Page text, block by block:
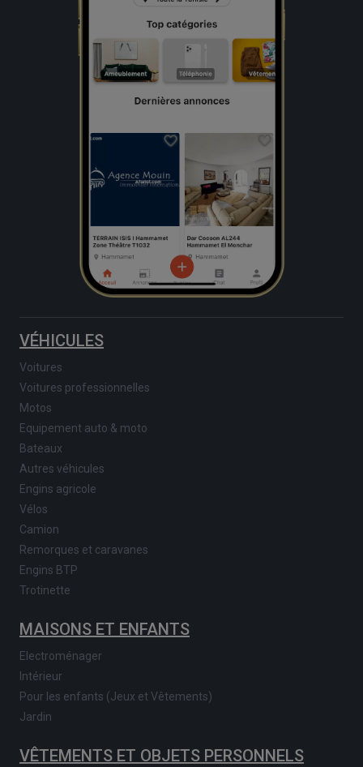
VÉHICULES
Voitures
Voitures professionnelles
Motos
Equipement auto & moto
Bateaux
Autres véhicules
Engins agricole
Vélos
Camion
Remorques et caravanes
Engins BTP
Trotinette
MAISONS ET ENFANTS
Electroménager
Intérieur
Pour les enfants (Jeux et Vêtements)
Jardin
VÊTEMENTS ET OBJETS PERSONNELS